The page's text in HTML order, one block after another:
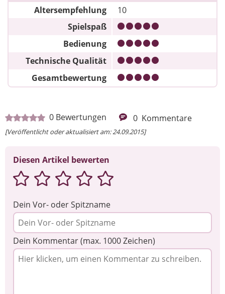
Altersempfehlung
10
Spielspaß
Bedienung
Technische Qualität
Gesamtbewertung
0 Bewertungen 0 Kommentare
[Veröffentlicht oder aktualisiert am: 24.09.2015]
Diesen Artikel bewerten
Dein Vor- oder Spitzname
Dein Kommentar (max. 1000 Zeichen)